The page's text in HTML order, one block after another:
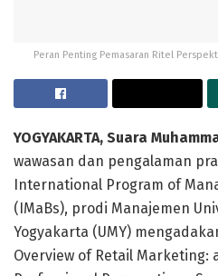
Peran Penting Pemasaran Ritel
YOGYAKARTA, Suara
wawasan dan pengalaman
International Program of
(IMaBs), prodi Manajemen
Yogyakarta (UMY)
Overview of Retail Marketing: